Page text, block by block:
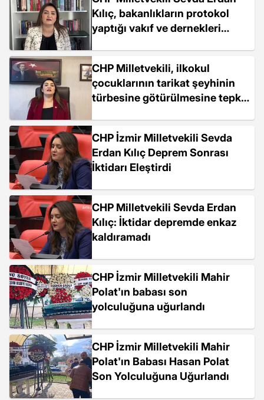
Kılıç, bakanlıkların protokol
yaptığı vakıf ve dernekleri
CHP Milletvekili, ilkokul
çocuklarının tarikat şeyhinin
türbesine götürülmesine tepki
CHP İzmir Milletvekili Sevda
Erdan Kılıç Deprem Sonrası
İktidarı Eleştirdi
CHP Milletvekili Sevda Erdan
Kılıç: İktidar depremde enkaz
kaldıramadı
CHP İzmir Milletvekili Mahir
Polat'ın babası son
yolculuğuna uğurlandı
CHP İzmir Milletvekili Mahir
Polat'ın Babası Hasan Polat
Son Yolculuğuna Uğurlandı